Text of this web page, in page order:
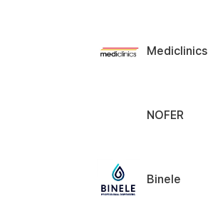
Mediclinics
NOFER
Binele